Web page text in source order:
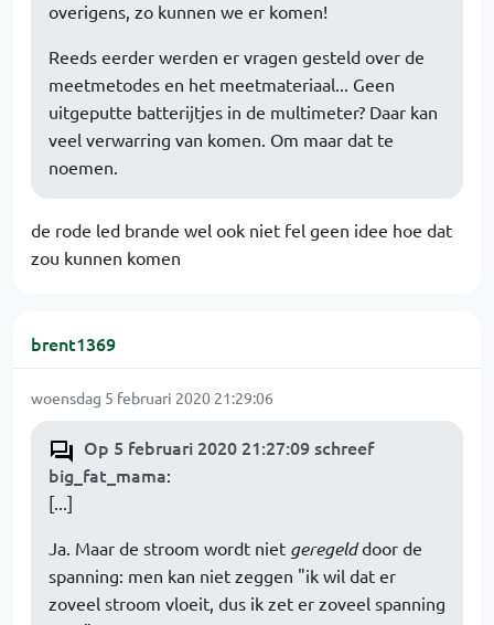
overigens, zo kunnen we er komen!
Reeds eerder werden er vragen gesteld over de
meetmetodes en het meetmateriaal... Geen
uitgeputte batterijtjes in de multimeter? Daar kan
veel verwarring van komen. Om maar dat te
noemen.
de rode led brande wel ook niet fel geen idee hoe dat
zou kunnen komen
brent1369
woensdag 5 februari 2020 21:29:06
Op 5 februari 2020 21:27:09 schreef
big_fat_mama:
[...]
Ja. Maar de stroom wordt niet geregelddoor de
spanning: men kan niet zeggen "ik wil dat er
zoveel stroom vloeit, dus ik zet er zoveel spanning